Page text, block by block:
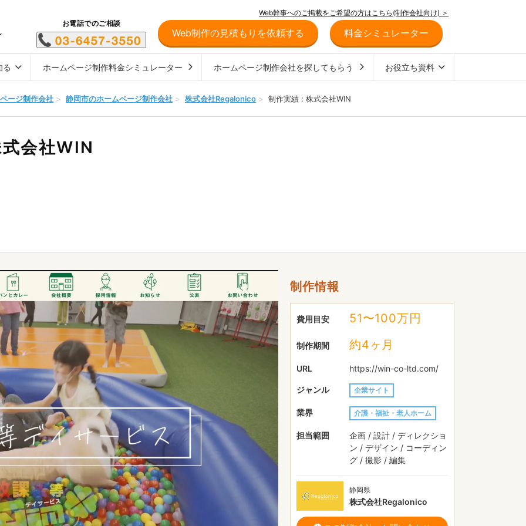
Web幹事へのご掲載をご希望の方はこちら(制作会社向け) ＞
お電話でのご相談
Web制作の見積もりを依頼する 料金シミュレーター
る ホームページ制作料金シミュレーター ホームページ制作会社を探してもらう お役立ち資料
ージ制作会社 > 静岡市のホームページ制作会社 > 株式会社Regalonico > 制作実績 : 株式会社WIN
会社WIN
制作情報
費用目安 51〜100万円
制作期間 約4ヶ月
URL https://win-co-ltd.com/
ジャンル 企業サイト
業界 介護・福祉・老人ホーム
担当範囲
企画 / 設計 / ディレクショ
ン / デザイン / コーディン
グ / 撮影 / 編集
静岡県
株式会社Regalonico